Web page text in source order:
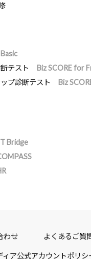
テスト
Biz SCORE for
プ診断テスト
Biz
Bridge
わせ よくあるご質
ィア公式アカウントポリシ